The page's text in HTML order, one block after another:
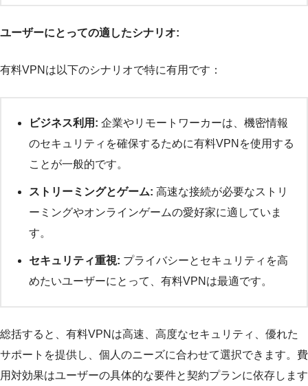
ユーザーにとっての適したシナリオ:
有料VPNは以下のシナリオで特に有用です：
ビジネス利用: 企業やリモートワーカーは、機密情報
のセキュリティを確保するために有料VPNを使用する
ことが一般的です。
ストリーミングとゲーム: 高速な接続が必要なストリ
ーミングやオンラインゲームの愛好家に適していま
す。
セキュリティ重視: プライバシーとセキュリティを高
めたいユーザーにとって、有料VPNは最適です。
総括すると、有料VPNは高速、高度なセキュリティ、優れた
サポートを提供し、個人のニーズに合わせて選択できます。費
用対効果はユーザーの具体的な要件と契約プランに依存します